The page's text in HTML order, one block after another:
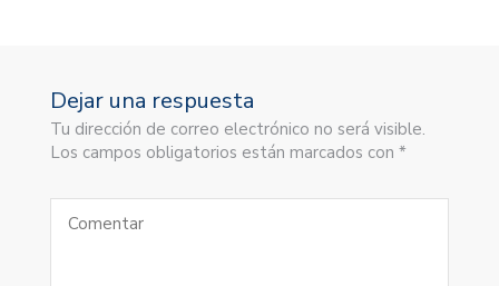
Dejar una respuesta
Tu dirección de correo electrónico no será visible.
Los campos obligatorios están marcados con *